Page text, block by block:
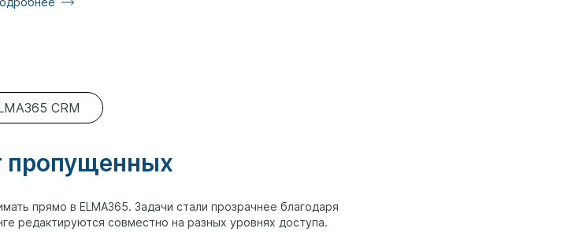
CRM
пропущенных
прямо в ELMA365. Задачи стали прозрачнее благодаря
редактируются совместно на разных уровнях доступа.